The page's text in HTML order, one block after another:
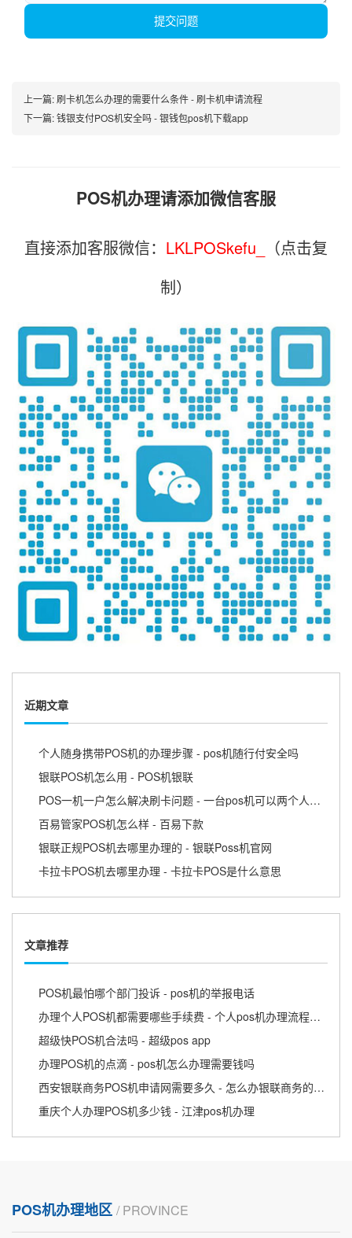
提交问题
上一篇:刷卡机怎么办理的需要什么条件 - 刷卡机申请流程
下一篇:钱银支付POS机安全吗 - 银钱包pos机下载app
POS机办理请添加微信客服
直接添加客服微信： LKLPOSkefu_
（点击复
制）
近期文章
个人随身携带POS机的办理步骤 - pos机随行付安全吗
银联POS机怎么用 - POS机银联
POS一机一户怎么解决刷卡问题 - 一台pos机可以两个人用吗
百易管家POS机怎么样 - 百易下款
银联正规POS机去哪里办理的 - 银联Poss机官网
卡拉卡POS机去哪里办理 - 卡拉卡POS是什么意思
文章推荐
POS机最怕哪个部门投诉 - pos机的举报电话
办理个人POS机都需要哪些手续费 - 个人pos机办理流程需要什么资料
超级快POS机合法吗 - 超级pos app
办理POS机的点滴 - pos机怎么办理需要钱吗
西安银联商务POS机申请网需要多久 - 怎么办银联商务的pos机
重庆个人办理POS机多少钱 - 江津pos机办理
POS机办理地区 / PROVINCE